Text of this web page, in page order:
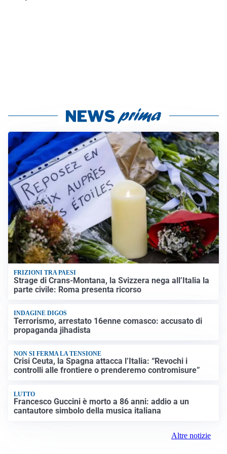
FRIZIONI TRA PAESI
Strage di Crans-Montana, la Svizzera nega all’Italia la
parte civile: Roma presenta ricorso
INDAGINE DIGOS
Terrorismo, arrestato 16enne comasco: accusato di
propaganda jihadista
NON SI FERMA LA TENSIONE
Crisi Ceuta, la Spagna attacca l’Italia: “Revochi i
controlli alle frontiere o prenderemo contromisure”
LUTTO
Francesco Guccini è morto a 86 anni: addio a un
cantautore simbolo della musica italiana
Altre notizie